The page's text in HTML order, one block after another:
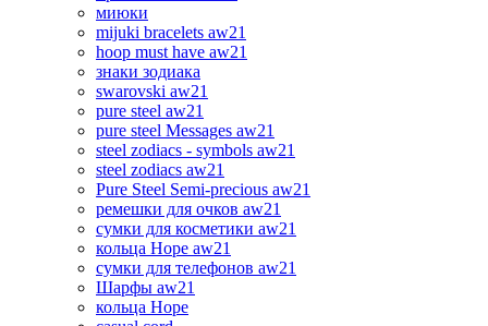
миюки
mijuki bracelets aw21
hoop must have aw21
знаки зодиака
swarovski aw21
pure steel aw21
pure steel Messages aw21
steel zodiacs - symbols aw21
steel zodiacs aw21
Pure Steel Semi-precious aw21
ремешки для очков aw21
сумки для косметики aw21
кольца Hope aw21
сумки для телефонов aw21
Шарфы aw21
кольца Hope